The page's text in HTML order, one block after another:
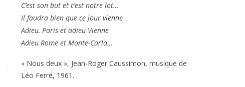
C’est son but et c’est notre lot…
Il fau­dra bien que ce jour vienne
Adieu, Paris et adieu Vienne
Adieu Rome et Monte-Carlo…
« Nous deux », Jean-Roger Caussimon, musique de
Léo Ferré, 1961 .